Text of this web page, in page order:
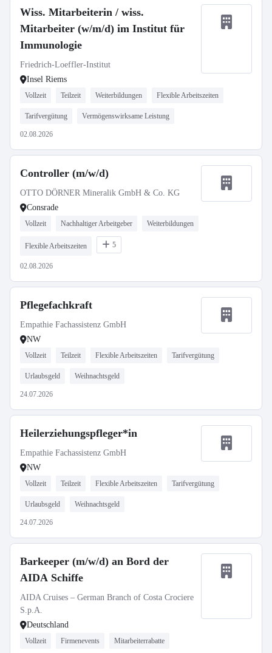
Wiss. Mitarbeiterin / wiss.
Mitarbeiter (w/m/d) im Institut für
Immunologie
Friedrich-Loeffler-Institut
Insel Riems
Vollzeit Teilzeit Weiterbildungen Flexible Arbeitszeiten
Tarifvergütung Vermögenswirksame Leistung
02.08.2026
Controller (m/w/d)
OTTO DÖRNER Mineralik GmbH & Co. KG
Consrade
Vollzeit Nachhaltiger Arbeitgeber Weiterbildungen
Flexible Arbeitszeiten 5
02.08.2026
Pflegefachkraft
Empathie Fachassistenz GmbH
NW
Vollzeit Teilzeit Flexible Arbeitszeiten Tarifvergütung
Urlaubsgeld Weihnachtsgeld
24.07.2026
Heilerziehungspfleger*in
Empathie Fachassistenz GmbH
NW
Vollzeit Teilzeit Flexible Arbeitszeiten Tarifvergütung
Urlaubsgeld Weihnachtsgeld
24.07.2026
Barkeeper (m/w/d) an Bord der
AIDA Schiffe
AIDA Cruises – German Branch of Costa Crociere
S.p.A.
Deutschland
Vollzeit Firmenevents Mitarbeiterrabatte